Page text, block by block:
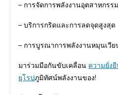
– การจัดการพลังงานอุตสาหกร
– บริการกริดและการลดจุดสูงสุด
– การบูรณาการพลังงานหมุนเวี
มาร่วมมือกันขับเคลื่อน ความยั่ง
ยุโรปภูมิทัศน์พลังงานของ!